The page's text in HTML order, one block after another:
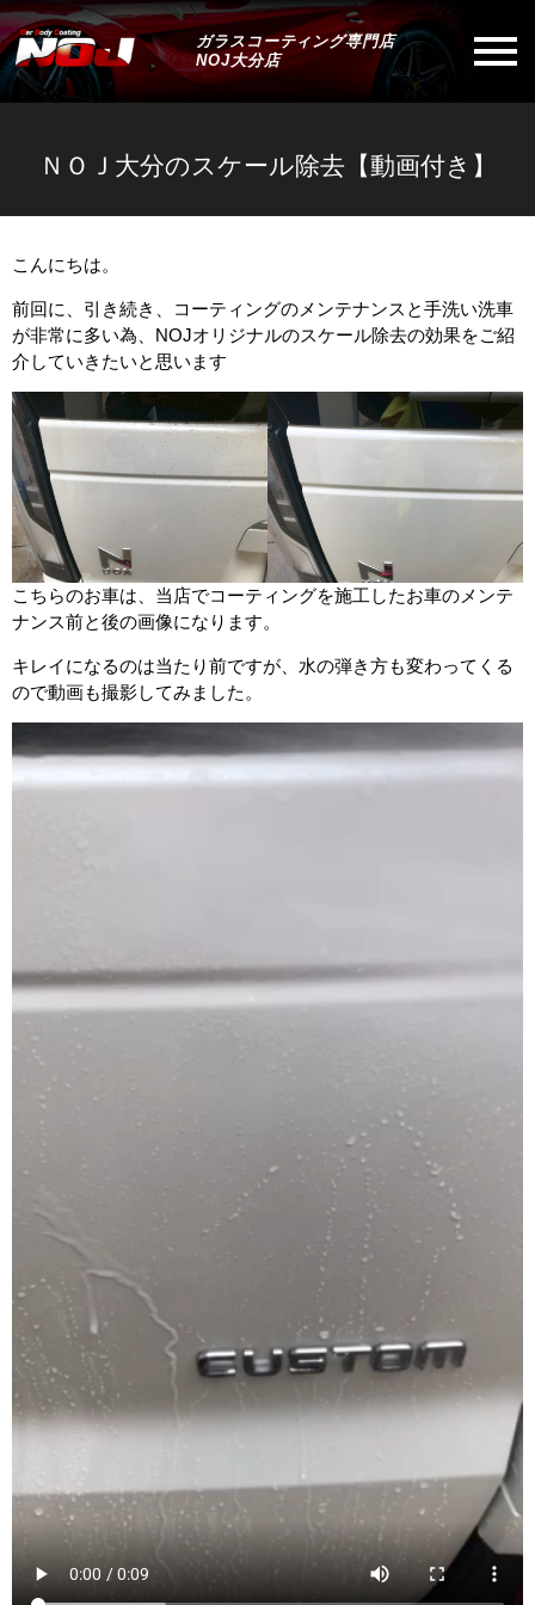
ガラスコーティング専門店
NOJ大分店
ＮＯＪ大分のスケール除去【動画付き】
こんにちは。
前回に、引き続き、コーティングのメンテナンスと手洗い洗車
が非常に多い為、NOJオリジナルのスケール除去の効果をご紹
介していきたいと思います
こちらのお車は、当店でコーティングを施工したお車のメンテ
ナンス前と後の画像になります。
キレイになるのは当たり前ですが、水の弾き方も変わってくる
ので動画も撮影してみました。